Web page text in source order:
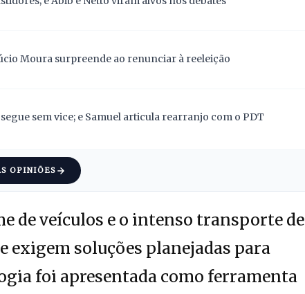
Moura surpreende ao renunciar à reeleição
sem vice; e Samuel articula rearranjo com o PDT
OPINIÕES
de veículos e o intenso transporte de
exigem soluções planejadas para
foi apresentada como ferramenta